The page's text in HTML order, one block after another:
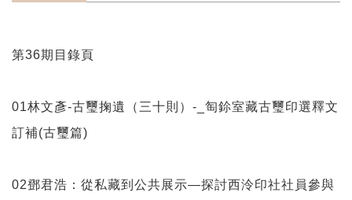
第36期目錄頁
01林文彥-古璽掬遺（三十則）-_匋鉩室藏古璽印選釋文
訂補(古璽篇)
02鄧君浩：從私藏到公共展示—探討西泠印社社員參與